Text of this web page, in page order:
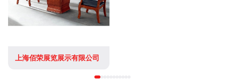
上海佰荣展览展示有限公司